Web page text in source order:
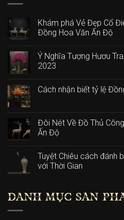
Khám phá Vẻ Đẹp Cổ
Đồng Hoa Văn Ấn Độ
Ý Nghĩa Tượng Hươu
2023
Cách nhận biết tỷ lệ
Đôi Nét Về Đồ Thủ
Ấn Độ
Tuyệt Chiêu cách đánh
với Thời Gian
DANH MỤC SẢN